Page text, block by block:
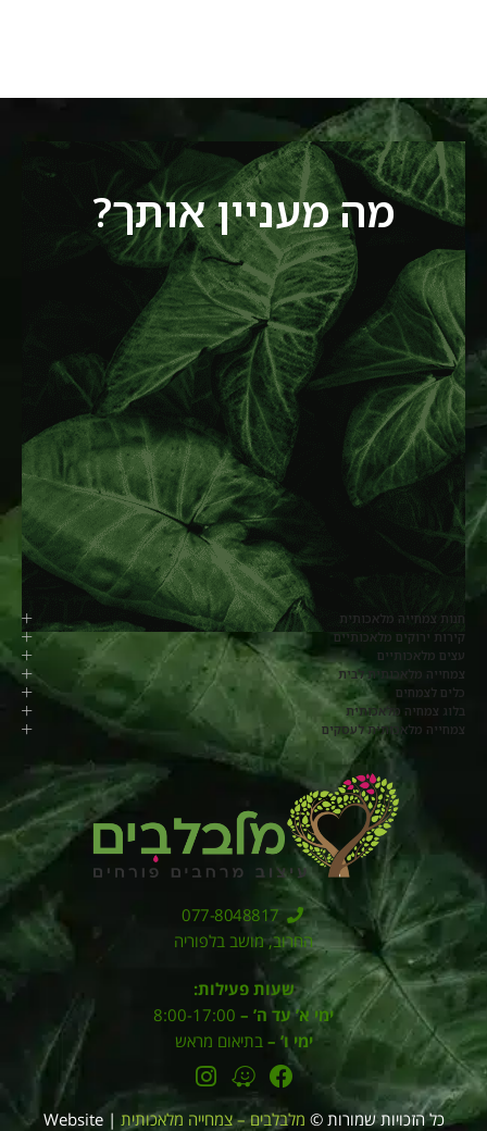
מה מעניין אותך?
חנות צמחייה מלאכותית
קירות ירוקים מלאכותיים
עצים מלאכותיים
צמחייה מלאכותית לבית
כלים לצמחים
בלוג צמחיה מלאכותית
צמחייה מלאכותית לעסקים
077-8048817
החרוב, מושב בלפוריה
שעות פעילות:
ימי א’ עד ה’ –
ימי ו’ – בתיאום מראש
כל הזכויות שמורות © מלבלבים – צמחייה מלאכותית | Website